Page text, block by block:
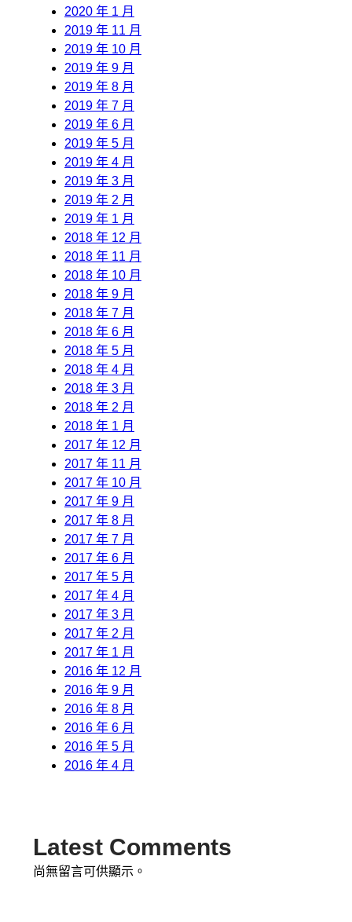
2020 年 1 月
2019 年 11 月
2019 年 10 月
2019 年 9 月
2019 年 8 月
2019 年 7 月
2019 年 6 月
2019 年 5 月
2019 年 4 月
2019 年 3 月
2019 年 2 月
2019 年 1 月
2018 年 12 月
2018 年 11 月
2018 年 10 月
2018 年 9 月
2018 年 7 月
2018 年 6 月
2018 年 5 月
2018 年 4 月
2018 年 3 月
2018 年 2 月
2018 年 1 月
2017 年 12 月
2017 年 11 月
2017 年 10 月
2017 年 9 月
2017 年 8 月
2017 年 7 月
2017 年 6 月
2017 年 5 月
2017 年 4 月
2017 年 3 月
2017 年 2 月
2017 年 1 月
2016 年 12 月
2016 年 9 月
2016 年 8 月
2016 年 6 月
2016 年 5 月
2016 年 4 月
Latest Comments
尚無留言可供顯示。